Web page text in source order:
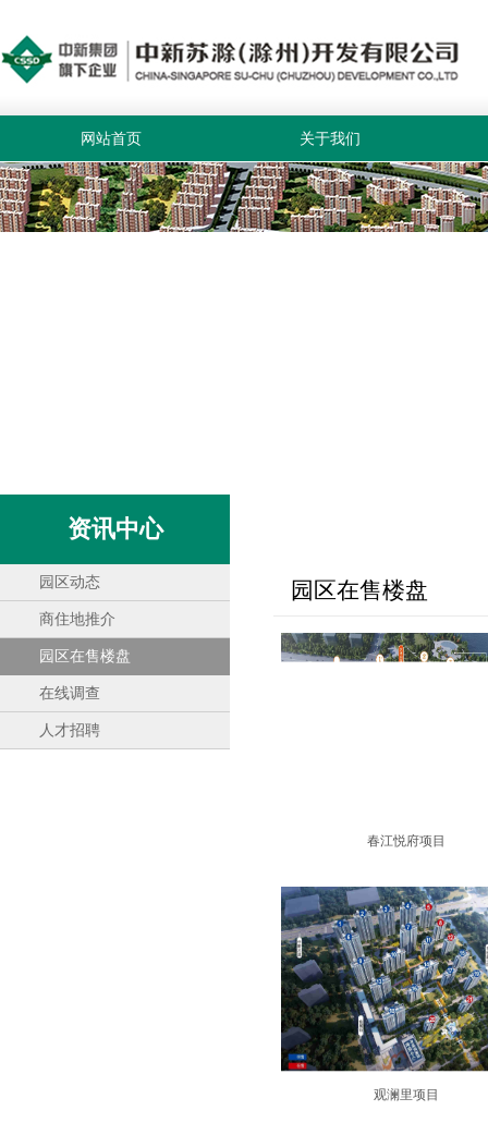
网站首页 关于我们
资讯中心
园区动态
商住地推介
园区在售楼盘
在线调查
人才招聘
园区在售楼盘
春江悦府项目
观澜里项目